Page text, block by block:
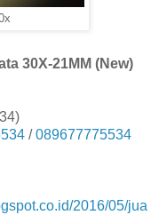
30X-21MM (New)
/ 089677775534
2016/05/jua